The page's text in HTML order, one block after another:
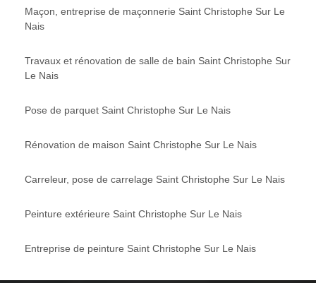
Maçon, entreprise de maçonnerie Saint Christophe Sur Le
Nais
Travaux et rénovation de salle de bain Saint Christophe Sur
Le Nais
Pose de parquet Saint Christophe Sur Le Nais
Rénovation de maison Saint Christophe Sur Le Nais
Carreleur, pose de carrelage Saint Christophe Sur Le Nais
Peinture extérieure Saint Christophe Sur Le Nais
Entreprise de peinture Saint Christophe Sur Le Nais